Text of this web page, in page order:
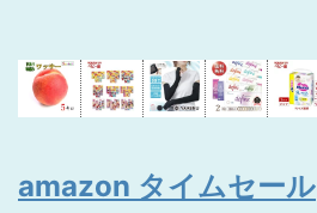
amazon タイムセール